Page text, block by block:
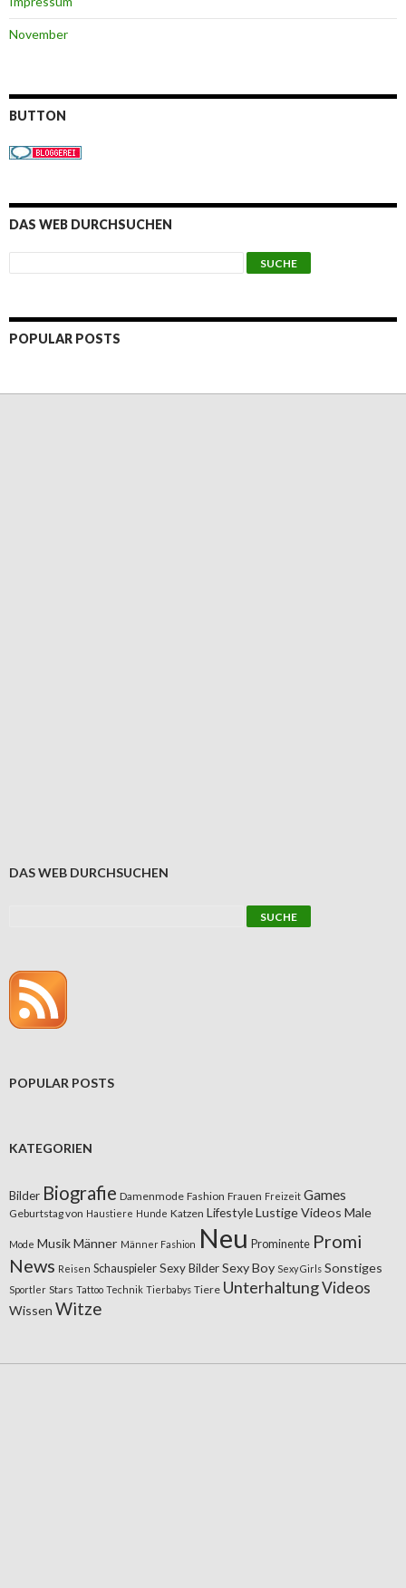
November
BUTTON
DAS WEB DURCHSUCHEN
POPULAR POSTS
DAS WEB DURCHSUCHEN
POPULAR POSTS
KATEGORIEN
Bilder Biografie Damenmode Fashion Frauen Freizeit Games
Geburtstag von Haustiere Hunde Katzen LifestyleLustige Videos Male
Mode MusikMänner Männer Fashion Neu Prominente Promi
News Reisen Schauspieler Sexy BilderSexy Boy Sexy Girls Sonstiges
Sportler Stars Tattoo Technik Tierbabys Tiere UnterhaltungVideos
Wissen Witze